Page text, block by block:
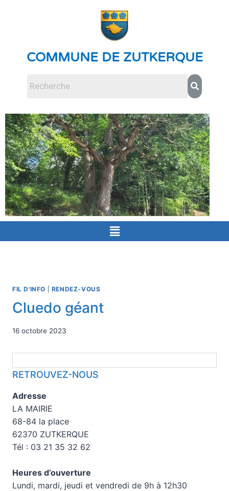
COMMUNE DE ZUTKERQUE
FIL D'INFO RENDEZ-VOUS
Cluedo géant
16 octobre 2023
RETROUVEZ-NOUS
Adresse
LA MAIRIE
68-84 la place
62370 ZUTKERQUE
Tél : 03 21 35 32 62
Heures d’ouverture
Lundi, mardi, jeudi et vendredi de 9h à 12h30